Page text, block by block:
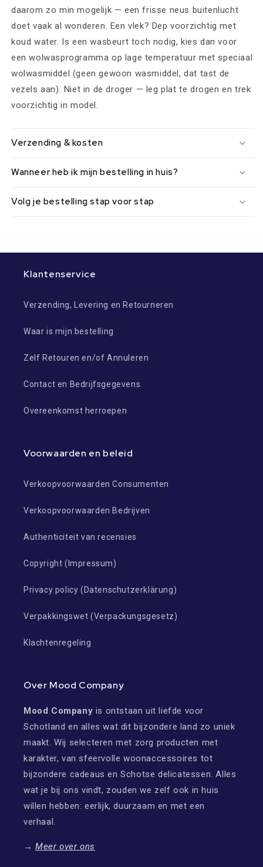
daarom zo min mogelijk — een frisse neus buitenlucht
doet vaak al wonderen. Een vlek? Dep voorzichtig met
koud water. Is een wasbeurt toch nodig, kies dan voor
een wolwasprogramma op lage temperatuur met speciaal
wolwasmiddel (geen gewoon wasmiddel, dat tast de
vezels aan). Niet in de droger — leg plat te drogen en trek
voorzichtig in model.
Verzending & kosten
Wanneer heb ik mijn bestelling in huis?
Volg je bestelling stap voor stap
Klantenservice
Verzending, Levering en Retourneren
Waar is mijn bestelling
Zelf Retouren en/of Annuleren
Contact en Bedrijfsgegevens
Overeenkomst herroepen
Voorwaarden en beleid
Verkoopvoorwaarden Consumenten
Verkoopvoorwaarden Bedrijven
Authenticiteit van recensies
Copyright (Impressum)
Privacy policy (Datenschutzerklärung)
Verpakkingswet (Verpackungsgesetz)
Klachtenregeling
Over Mood Company
Mood Company is ontstaan uit liefde voor
Schotland en alles wat dit bijzondere land zo uniek
maakt. Wij selecteren met zorg producten met
karakter, van sfeervolle woonaccessoires tot
bijzondere cadeaus en Schotse delicatessen. Alles
wat je bij ons vindt, zouden we zelf ook in huis
willen hebben: eerlijk, duurzaam en met een
verhaal.
→Meer over ons